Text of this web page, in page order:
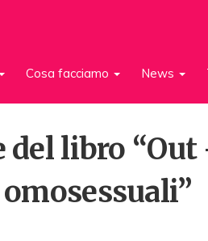
Cosa facciamo News
del libro “Out